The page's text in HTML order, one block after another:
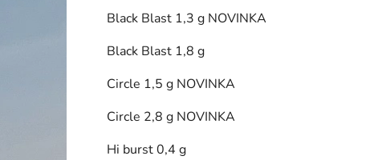
Black Blast 1,3 g NOVINKA
Black Blast 1,8 g
Circle 1,5 g NOVINKA
Circle 2,8 g NOVINKA
Hi burst 0,4 g